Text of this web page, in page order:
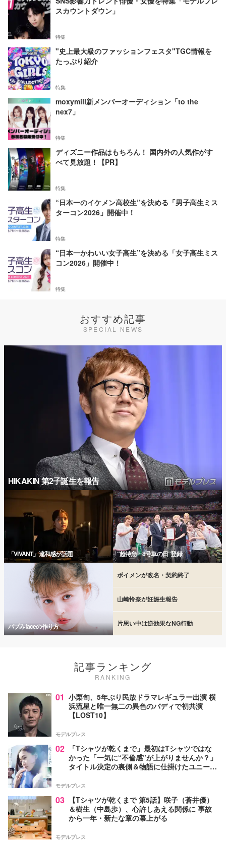
スカウントダウン」
特集
"史上最大級のファッションフェスタ"TGC情報を
たっぷり紹介
特集
moxymill新メンバーオーディション「to the
nex7」
特集
ディズニー作品はもちろん！ 国内外の人気作がす
べて見放題！【PR】
特集
“日本一のイケメン高校生”を決める「男子高生ミス
ターコン2026」開催中！
特集
“日本一かわいい女子高生”を決める「女子高生ミス
コン2026」開催中！
特集
おすすめ記事
SPECIAL NEWS
HIKAKIN 第2子誕生を報告
「VIVANT」違和感が話題 “超特急・8号車の日”登録
バブみfaceの作り方
ボイメンが改名・契約終了
山崎怜奈が妊娠生報告
片思い中は逆効果なNG行動
記事ランキング
RANKING
01 小栗旬、5年ぶり民放ドラマレギュラー出演 横
浜流星と唯一無二の異色のバディで初共演
【LOST10】
モデルプレス
02
「Tシャツが乾くまで」最初はTシャツではな
かった「一気に“不倫感”が上がりませんか？」
タイトル決定の裏側＆物語に仕掛けたユニーク
モデルプレス
03
【Tシャツが乾くまで 第5話】咲子（蒼井優）
＆樹生（中島歩）、心許しあえる関係に 事故
から一年・新たな章の幕上がる
モデルプレス